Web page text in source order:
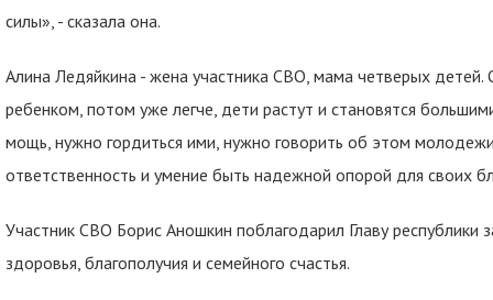
силы», - сказала она.
Алина Ледяйкина - жена участника СВО, мама четверых
ребенком, потом уже легче, дети растут и становятся
мощь, нужно гордиться ими, нужно говорить об этом
ответственность и умение быть надежной опорой для своих
Участник СВО Борис Аношкин поблагодарил Главу республики
здоровья, благополучия и семейного счастья.